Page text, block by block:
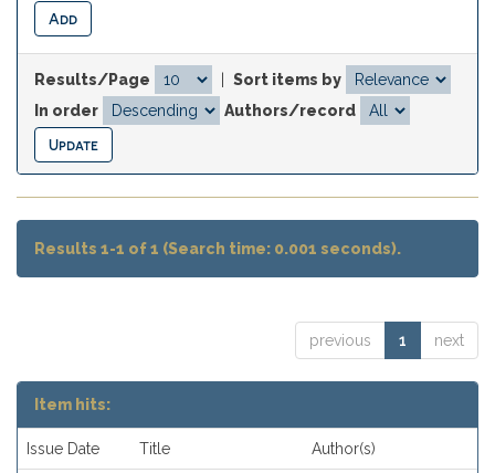
Results/Page
Sort items by
In order
Authors/record
Results 1-1 of 1 (Search time: 0.001 seconds).
previous 1 next
Item hits:
Issue Date Title Author(s)